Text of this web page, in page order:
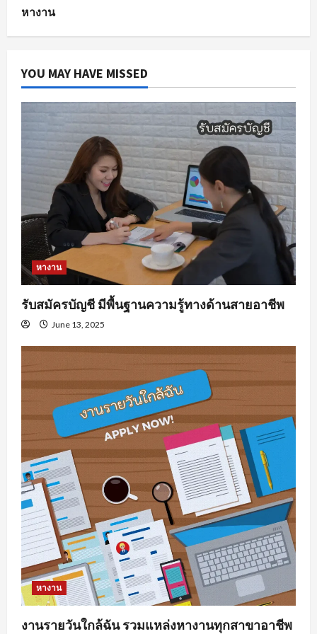
หางาน
YOU MAY HAVE MISSED
หางาน
รับสมัครบัญชี มีพื้นฐานความรู้ทางด้านสายอาชีพ
June 13, 2025
หางาน
งานรายวันใกล้ฉัน รวมแหล่งหางานทุกสาขาอาชีพ